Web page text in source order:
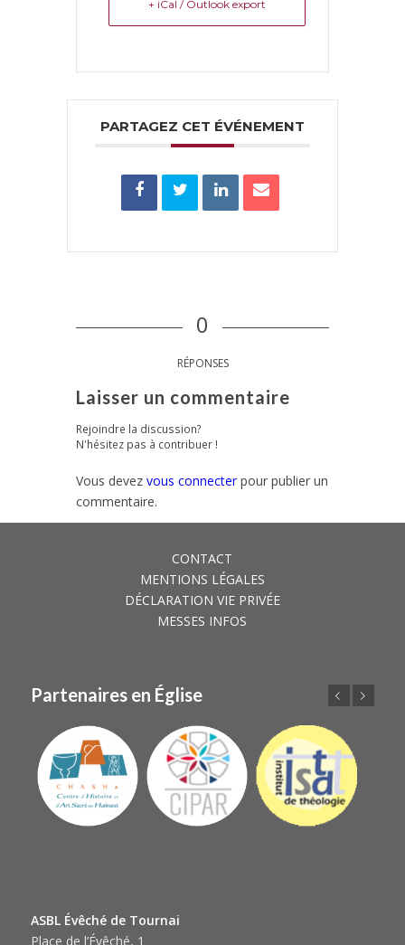
+ iCal / Outlook export
PARTAGEZ CET ÉVÉNEMENT
0
RÉPONSES
Laisser un commentaire
Rejoindre la discussion?
N'hésitez pas à contribuer !
Vous devez vous connecterpour publier un
commentaire.
CONTACT
MENTIONS LÉGALES
DÉCLARATION VIE PRIVÉE
MESSES INFOS
Partenaires en Église
ASBL Évêché de Tournai
Place de l’Évêché, 1